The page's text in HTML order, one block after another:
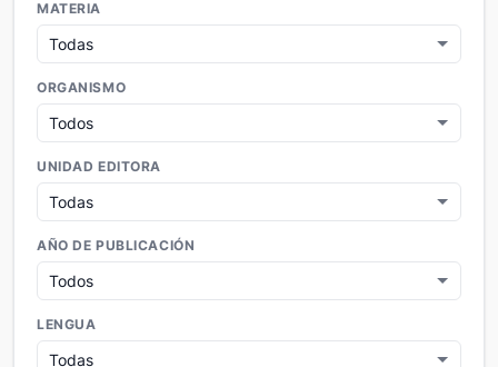
MATERIA
ORGANISMO
UNIDAD EDITORA
AÑO DE PUBLICACIÓN
LENGUA